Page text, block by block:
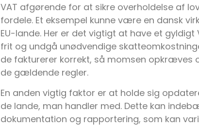
VAT afgørende for at sikre overholdelse af
fordele. Et eksempel kunne være en dansk
EU-lande. Her er det vigtigt at have et
frit og undgå unødvendige
de fakturerer korrekt, så momsen opkræves
de gældende regler.
En anden vigtig faktor er at holde sig
de lande, man handler med. Dette kan
dokumentation og rapportering, som kan